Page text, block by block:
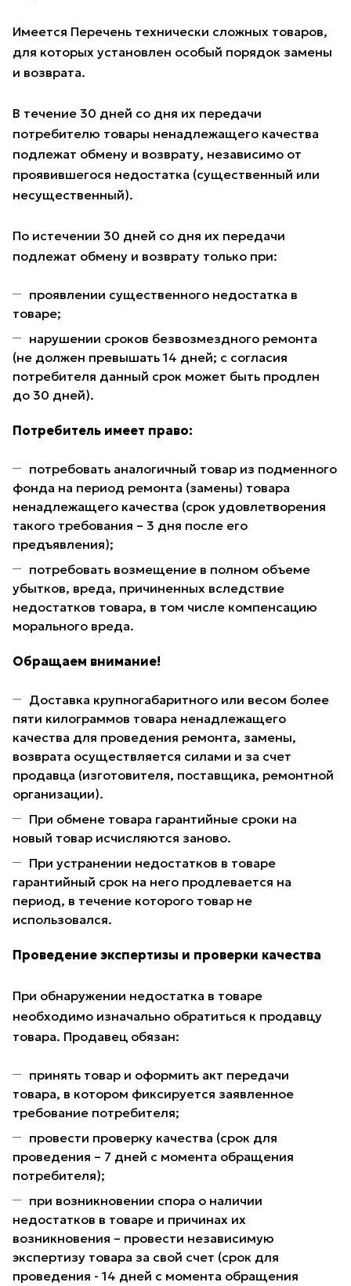
Имеется Перечень технически сложных товаров,
для которых установлен особый порядок замены
и возврата.
В течение 30 дней со дня их передачи
потребителю товары ненадлежащего качества
подлежат обмену и возврату, независимо от
проявившегося недостатка (существенный или
несущественный).
По истечении 30 дней со дня их передачи
подлежат обмену и возврату только при:
проявлении существенного недостатка в
товаре;
нарушении сроков безвозмездного ремонта
(не должен превышать 14 дней; с согласия
потребителя данный срок может быть продлен
до 30 дней).
Потребитель имеет право:
потребовать аналогичный товар из подменного
фонда на период ремонта (замены) товара
ненадлежащего качества (срок удовлетворения
такого требования – 3 дня после его
предъявления);
потребовать возмещение в полном объеме
убытков, вреда, причиненных вследствие
недостатков товара, в том числе компенсацию
морального вреда.
Обращаем внимание!
Доставка крупногабаритного или весом более
пяти килограммов товара ненадлежащего
качества для проведения ремонта, замены,
возврата осуществляется силами и за счет
продавца (изготовителя, поставщика, ремонтной
организации).
При обмене товара гарантийные сроки на
новый товар исчисляются заново.
При устранении недостатков в товаре
гарантийный срок на него продлевается на
период, в течение которого товар не
использовался.
Проведение экспертизы и проверки качества
При обнаружении недостатка в товаре
необходимо изначально обратиться к продавцу
товара. Продавец обязан:
принять товар и оформить акт передачи
товара, в котором фиксируется заявленное
требование потребителя;
провести проверку качества (срок для
проведения – 7 дней с момента обращения
потребителя);
при возникновении спора о наличии
недостатков в товаре и причинах их
возникновения – провести независимую
экспертизу товара за свой счет (срок для
проведения - 14 дней с момента обращения